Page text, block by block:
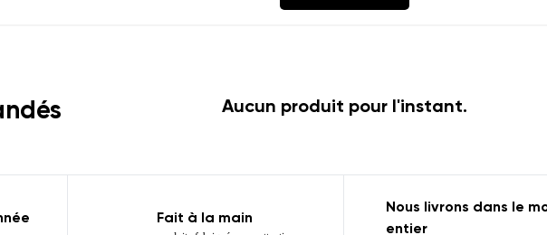
Aucun produit pour l'instant.
Fait à la main
Nous livrons dans le
entier